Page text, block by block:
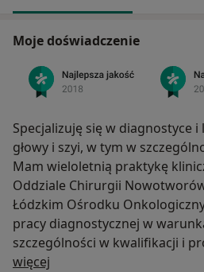
Moje doświadczenie
Specjalizuję się w diagnostyce
głowy i szyi, w tym w
Mam wieloletnią praktykę
Oddziale Chirurgii
Łódzkim Ośrodku
pracy diagnostycznej w
szczególności w kwalifikacji i
nowotworami głowy i szyi,
więcej